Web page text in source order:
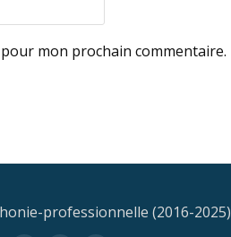
mon prochain commentaire.
professionnelle (2016-2025)